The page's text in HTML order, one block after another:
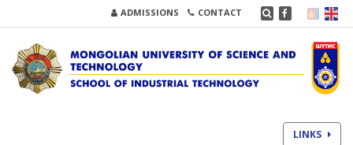
ADMISSIONS CONTACT
LINKS